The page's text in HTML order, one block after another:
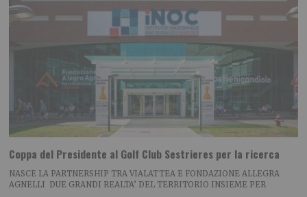
Coppa del Presidente al Golf Club Sestrieres per la ricerca
NASCE LA PARTNERSHIP TRA VIALATTEA E FONDAZIONE ALLEGRA
AGNELLI DUE GRANDI REALTA’ DEL TERRITORIO INSIEME PER